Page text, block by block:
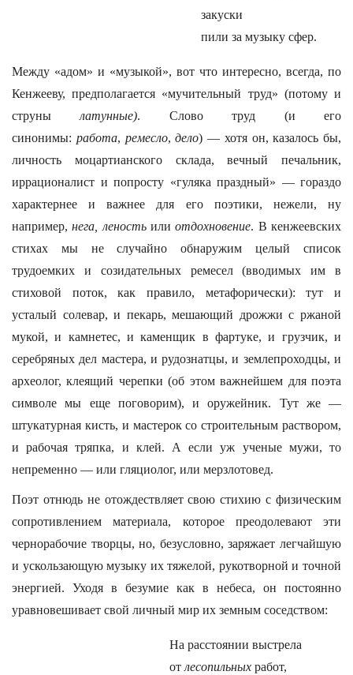
закуски
пили за музыку сфер.
Между «адом» и «музыкой», вот что интересно, всегда, по
Кенжееву, предполагается «мучительный труд» (потому и
струнылатунные). Слово труд (и его
синонимы: работа, ремесло,дело) — хотя он, казалось бы,
личность моцартианского склада, вечный печальник,
иррационалист и попросту «гуляка праздный» — гораздо
характернее и важнее для его поэтики, нежели, ну
например,нега, леностьилиотдохновение. В кенжеевских
стихах мы не случайно обнаружим целый список
трудоемких и созидательных ремесел (вводимых им в
стиховой поток, как правило, метафорически): тут и
усталый солевар, и пекарь, мешающий дрожжи с ржаной
мукой, и камнетес, и каменщик в фартуке, и грузчик, и
серебряных дел мастера, и рудознатцы, и землепроходцы, и
археолог, клеящий черепки (об этом важнейшем для поэта
символе мы еще поговорим), и оружейник. Тут же —
штукатурная кисть, и мастерок со строительным раствором,
и рабочая тряпка, и клей. А если уж ученые мужи, то
непременно — или гляциолог, или мерзлотовед.
Поэт отнюдь не отождествляет свою стихию с физическим
сопротивлением материала, которое преодолевают эти
чернорабочие творцы, но, безусловно, заряжает легчайшую
и ускользающую музыку их тяжелой, рукотворной и точной
энергией. Уходя в безумие как в небеса, он постоянно
уравновешивает свой личный мир их земным соседством:
На расстоянии выстрела
от лесопильных работ,